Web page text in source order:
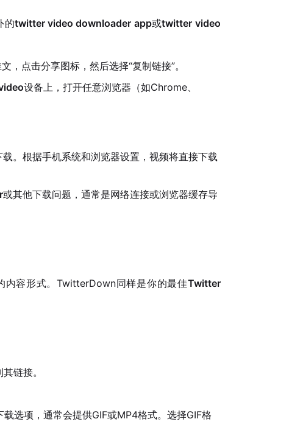
的twitter video downloader app或twitter video
点击分享图标，然后选择“复制链接”。
设备上，打开任意浏览器（如Chrome、
。根据手机系统和浏览器设置，视频将直接下载
或其他下载问题，通常是网络连接或浏览器缓存导
内容形式。TwitterDown同样是你的最佳Twitter
链接。
选项，通常会提供GIF或MP4格式。选择GIF格